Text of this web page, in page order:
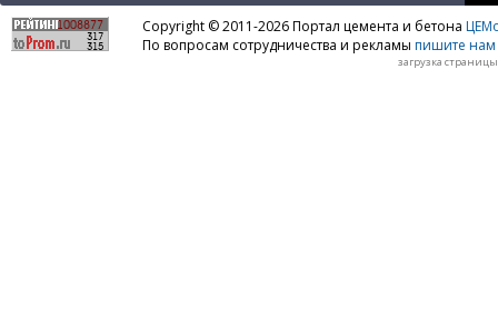
Copyright © 2011-2026 Портал цемента и бетона
По вопросам сотрудничества и рекламы пишите нам
загрузка